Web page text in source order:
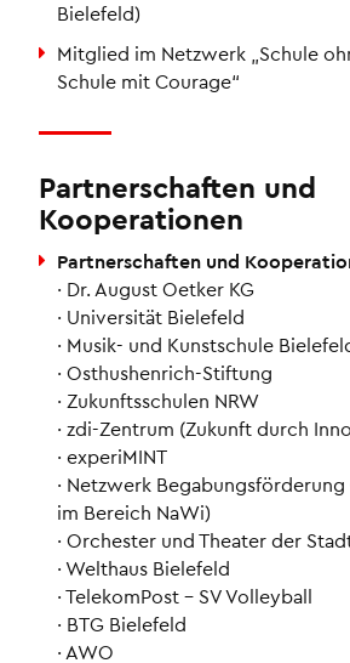
Bielefeld)
Mitglied im Netzwerk „Schule
Schule mit Courage“
Partnerschaften und
Kooperationen
Partnerschaften und
· Dr. August Oetker KG
· Universität Bielefeld
· Musik- und Kunstschule
· Osthushenrich-Stiftung
· Zukunftsschulen NRW
· zdi-Zentrum (Zukunft durch
· experiMINT
· Netzwerk
im Bereich NaWi)
· Orchester und Theater der
· Welthaus Bielefeld
· TelekomPost – SV Volleyball
· BTG Bielefeld
· AWO